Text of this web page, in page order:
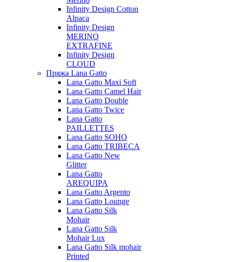
Infinity Design Cotton
Alpaca
Infinity Design
MERINO
EXTRAFINE
Infinity Design
CLOUD
Пряжа Lana Gatto
Lana Gatto Maxi Soft
Lana Gatto Camel Hair
Lana Gatto Double
Lana Gatto Twice
Lana Gatto
PAILLETTES
Lana Gatto SOHO
Lana Gatto TRIBECA
Lana Gatto New
Glitter
Lana Gatto
AREQUIPA
Lana Gatto Argento
Lana Gatto Lounge
Lana Gatto Silk
Mohair
Lana Gatto Silk
Mohair Lux
Lana Gatto Silk mohair
Printed